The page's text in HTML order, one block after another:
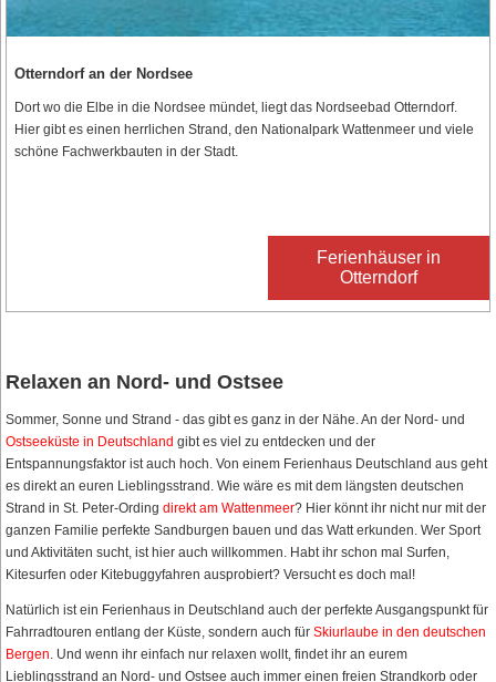
Otterndorf an der Nordsee
Dort wo die Elbe in die Nordsee mündet, liegt das Nordseebad Otterndorf.
Hier gibt es einen herrlichen Strand, den Nationalpark Wattenmeer und viele
schöne Fachwerkbauten in der Stadt.
Ferienhäuser in
Otterndorf
Relaxen an Nord- und Ostsee
Sommer, Sonne und Strand - das gibt es ganz in der Nähe. An der Nord- und
Ostseeküste in Deutschland gibt es viel zu entdecken und der
Entspannungsfaktor ist auch hoch. Von einem Ferienhaus Deutschland aus geht
es direkt an euren Lieblingsstrand. Wie wäre es mit dem längsten deutschen
Strand in St. Peter-Ording direkt am Wattenmeer? Hier könnt ihr nicht nur mit der
ganzen Familie perfekte Sandburgen bauen und das Watt erkunden. Wer Sport
und Aktivitäten sucht, ist hier auch willkommen. Habt ihr schon mal Surfen,
Kitesurfen oder Kitebuggyfahren ausprobiert? Versucht es doch mal!
Natürlich ist ein Ferienhaus in Deutschland auch der perfekte Ausgangspunkt für
Fahrradtouren entlang der Küste, sondern auch für Skiurlaube in den deutschen
Bergen. Und wenn ihr einfach nur relaxen wollt, findet ihr an eurem
Lieblingsstrand an Nord- und Ostsee auch immer einen freien Strandkorb oder